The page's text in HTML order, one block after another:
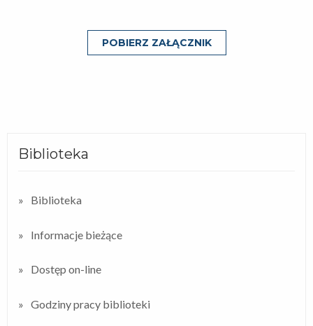
POBIERZ ZAŁĄCZNIK
Biblioteka
Biblioteka
Informacje bieżące
Dostęp on-line
Godziny pracy biblioteki